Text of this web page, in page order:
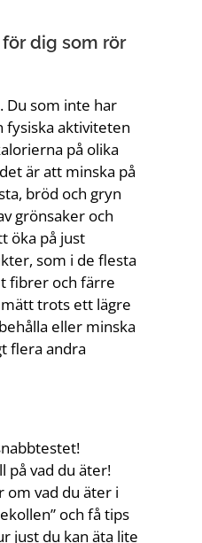
dig som rör
Du som inte har
fysiska aktiviteten
på olika
är att minska på
bröd och gryn
grönsaker och
öka på just
som i de flesta
fibrer och färre
trots ett lägre
eller minska
flera andra
på vad du äter!
om vad du äter i
och få tips
just du kan äta lite